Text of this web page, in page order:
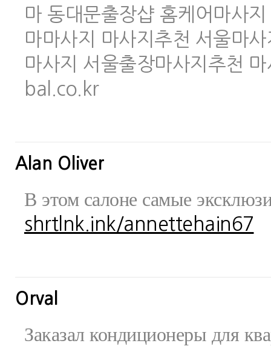
마 동대문출장샵 홈케어마사
마마사지 마사지추천 서울마
마사지 서울출장마사지추천
bal.co.kr
Alan Oliver
В этом салоне самые
shrtlnk.ink/annettehain67
Orval
Заказал кондиционеры для